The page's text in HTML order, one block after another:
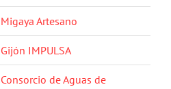
Artesano
IMPULSA
de Aguas de